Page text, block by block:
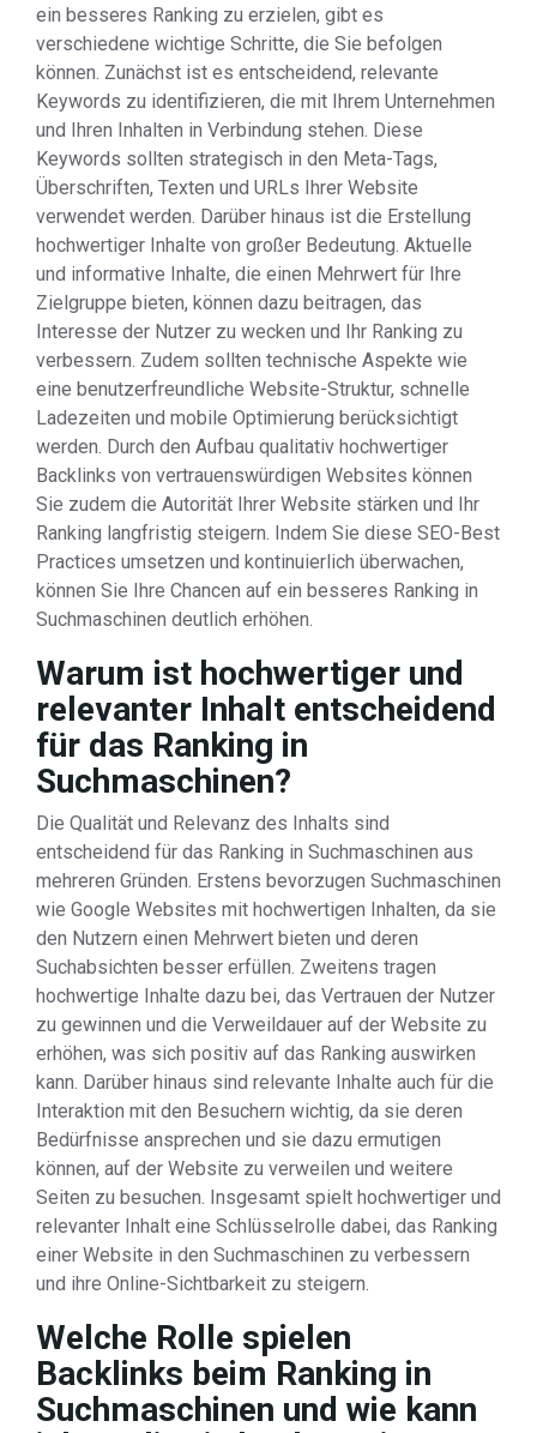
ein besseres Ranking zu erzielen, gibt es
verschiedene wichtige Schritte, die Sie befolgen
können. Zunächst ist es entscheidend, relevante
Keywords zu identifizieren, die mit Ihrem Unternehmen
und Ihren Inhalten in Verbindung stehen. Diese
Keywords sollten strategisch in den Meta-Tags,
Überschriften, Texten und URLs Ihrer Website
verwendet werden. Darüber hinaus ist die Erstellung
hochwertiger Inhalte von großer Bedeutung. Aktuelle
und informative Inhalte, die einen Mehrwert für Ihre
Zielgruppe bieten, können dazu beitragen, das
Interesse der Nutzer zu wecken und Ihr Ranking zu
verbessern. Zudem sollten technische Aspekte wie
eine benutzerfreundliche Website-Struktur, schnelle
Ladezeiten und mobile Optimierung berücksichtigt
werden. Durch den Aufbau qualitativ hochwertiger
Backlinks von vertrauenswürdigen Websites können
Sie zudem die Autorität Ihrer Website stärken und Ihr
Ranking langfristig steigern. Indem Sie diese SEO-Best
Practices umsetzen und kontinuierlich überwachen,
können Sie Ihre Chancen auf ein besseres Ranking in
Suchmaschinen deutlich erhöhen.
Warum ist hochwertiger und
relevanter Inhalt entscheidend
für das Ranking in
Suchmaschinen?
Die Qualität und Relevanz des Inhalts sind
entscheidend für das Ranking in Suchmaschinen aus
mehreren Gründen. Erstens bevorzugen Suchmaschinen
wie Google Websites mit hochwertigen Inhalten, da sie
den Nutzern einen Mehrwert bieten und deren
Suchabsichten besser erfüllen. Zweitens tragen
hochwertige Inhalte dazu bei, das Vertrauen der Nutzer
zu gewinnen und die Verweildauer auf der Website zu
erhöhen, was sich positiv auf das Ranking auswirken
kann. Darüber hinaus sind relevante Inhalte auch für die
Interaktion mit den Besuchern wichtig, da sie deren
Bedürfnisse ansprechen und sie dazu ermutigen
können, auf der Website zu verweilen und weitere
Seiten zu besuchen. Insgesamt spielt hochwertiger und
relevanter Inhalt eine Schlüsselrolle dabei, das Ranking
einer Website in den Suchmaschinen zu verbessern
und ihre Online-Sichtbarkeit zu steigern.
Welche Rolle spielen
Backlinks beim Ranking in
Suchmaschinen und wie kann